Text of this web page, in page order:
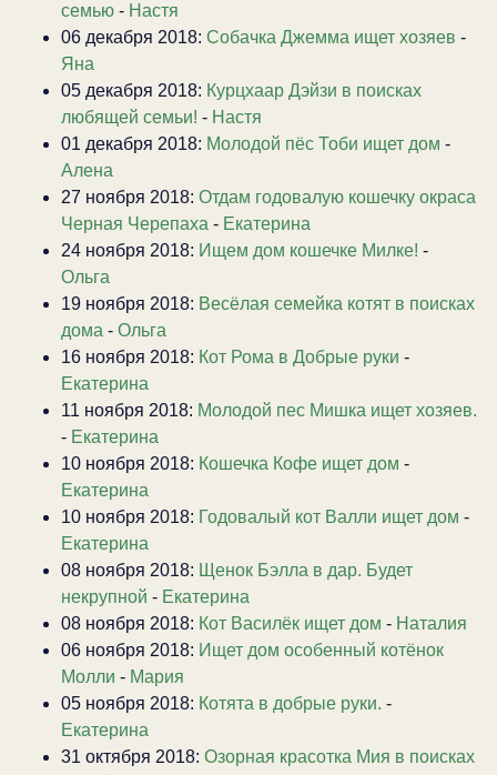
семью - Настя
06 декабря 2018: Собачка Джемма ищет хозяев -
Яна
05 декабря 2018: Курцхаар Дэйзи в поисках
любящей семьи! - Настя
01 декабря 2018: Молодой пёс Тоби ищет дом -
Алена
27 ноября 2018: Отдам годовалую кошечку окраса
Черная Черепаха - Екатерина
24 ноября 2018: Ищем дом кошечке Милке! -
Ольга
19 ноября 2018: Весёлая семейка котят в поисках
дома - Ольга
16 ноября 2018: Кот Рома в Добрые руки -
Екатерина
11 ноября 2018: Молодой пес Мишка ищет хозяев.
- Екатерина
10 ноября 2018: Кошечка Кофе ищет дом -
Екатерина
10 ноября 2018: Годовалый кот Валли ищет дом -
Екатерина
08 ноября 2018: Щенок Бэлла в дар. Будет
некрупной - Екатерина
08 ноября 2018: Кот Василёк ищет дом - Наталия
06 ноября 2018: Ищет дом особенный котёнок
Молли - Мария
05 ноября 2018: Котята в добрые руки. -
Екатерина
31 октября 2018: Озорная красотка Мия в поисках